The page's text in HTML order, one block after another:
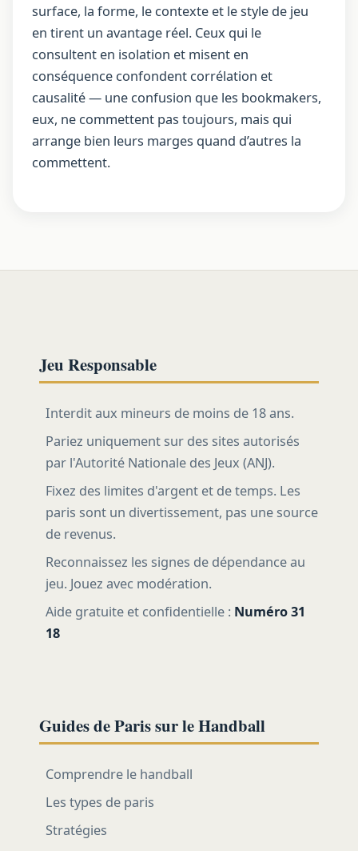
surface, la forme, le contexte et le style de jeu
en tirent un avantage réel. Ceux qui le
consultent en isolation et misent en
conséquence confondent corrélation et
causalité — une confusion que les bookmakers,
eux, ne commettent pas toujours, mais qui
arrange bien leurs marges quand d’autres la
commettent.
Jeu Responsable
Interdit aux mineurs de moins de 18 ans.
Pariez uniquement sur des sites autorisés
par l'Autorité Nationale des Jeux (ANJ).
Fixez des limites d'argent et de temps. Les
paris sont un divertissement, pas une source
de revenus.
Reconnaissez les signes de dépendance au
jeu. Jouez avec modération.
Aide gratuite et confidentielle : Numéro 31
18
Guides de Paris sur le Handball
Comprendre le handball
Les types de paris
Stratégies